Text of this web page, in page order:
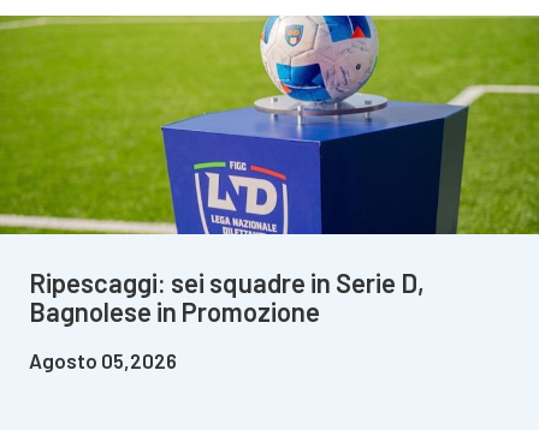
Ripescaggi: sei squadre in Serie D,
Bagnolese in Promozione
Agosto 05,2026